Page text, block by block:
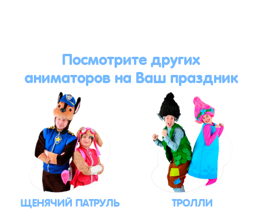
Посмотрите других
аниматоров на Ваш праздник
ЩЕНЯЧИЙ ПАТРУЛЬ ТРОЛЛИ